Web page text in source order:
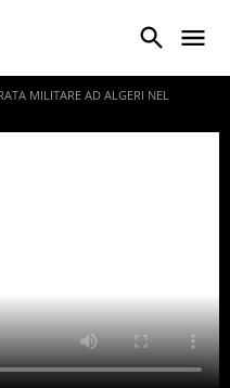
MILITARE AD ALGERI NEL